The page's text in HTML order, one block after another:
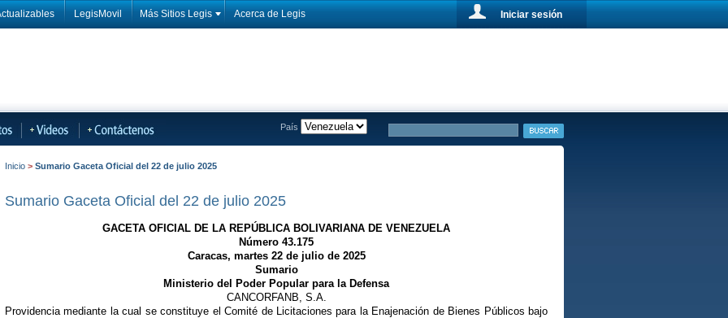
LegisMovil Más Sitios Legis Acerca de Legis Iniciar sesión
País
Inicio > Sumario Gaceta Oficial del 22 de julio 2025
Sumario Gaceta Oficial del 22 de julio 2025
GACETA OFICIAL DE LA REPÚBLICA BOLIVARIANA DE VENEZUELA
Número 43.175
Caracas, martes 22 de julio de 2025
Sumario
Ministerio del Poder Popular para la Defensa
CANCORFANB, S.A.
Providencia mediante la cual se constituye el Comité de Licitaciones para la Enajenación de Bienes Públicos bajo